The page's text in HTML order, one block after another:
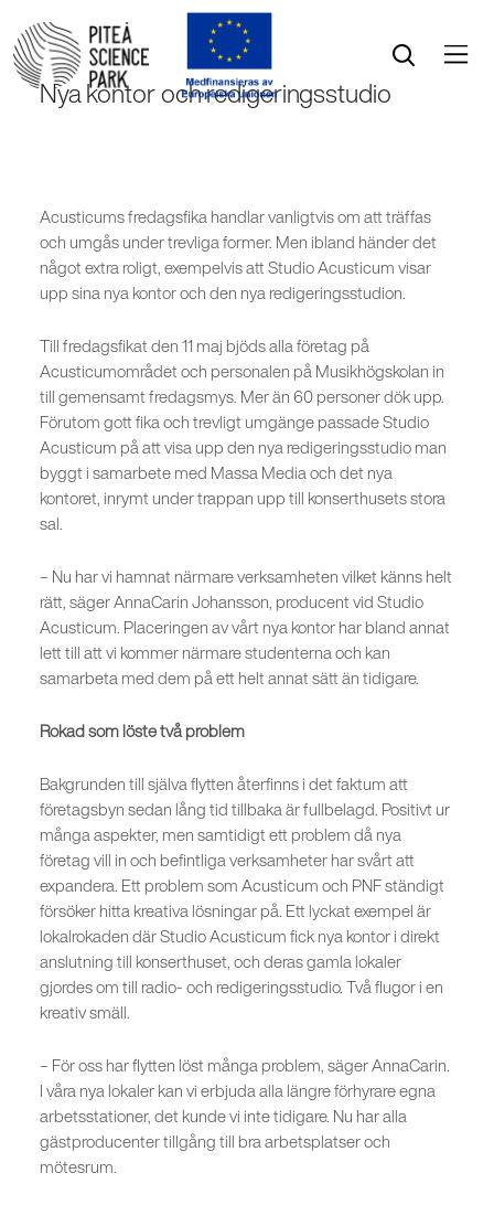
Öppna sök
Öppna menyn
Nya kontor och redigeringsstudio
Acusticums fredagsfika handlar vanligtvis om att träffas
och umgås under trevliga former. Men ibland händer det
något extra roligt, exempelvis att Studio Acusticum visar
upp sina nya kontor och den nya redigeringsstudion.
Till fredagsfikat den 11 maj bjöds alla företag på
Acusticumområdet och personalen på Musikhögskolan in
till gemensamt fredagsmys. Mer än 60 personer dök upp.
Förutom gott fika och trevligt umgänge passade Studio
Acusticum på att visa upp den nya redigeringsstudio man
byggt i samarbete med Massa Media och det nya
kontoret, inrymt under trappan upp till konserthusets stora
sal.
– Nu har vi hamnat närmare verksamheten vilket känns helt
rätt, säger AnnaCarin Johansson, producent vid Studio
Acusticum. Placeringen av vårt nya kontor har bland annat
lett till att vi kommer närmare studenterna och kan
samarbeta med dem på ett helt annat sätt än tidigare.
Rokad som löste två problem
Bakgrunden till själva flytten återfinns i det faktum att
företagsbyn sedan lång tid tillbaka är fullbelagd. Positivt ur
många aspekter, men samtidigt ett problem då nya
företag vill in och befintliga verksamheter har svårt att
expandera. Ett problem som Acusticum och PNF ständigt
försöker hitta kreativa lösningar på. Ett lyckat exempel är
lokalrokaden där Studio Acusticum fick nya kontor i direkt
anslutning till konserthuset, och deras gamla lokaler
gjordes om till radio- och redigeringsstudio. Två flugor i en
kreativ smäll.
– För oss har flytten löst många problem, säger AnnaCarin.
I våra nya lokaler kan vi erbjuda alla längre förhyrare egna
arbetsstationer, det kunde vi inte tidigare. Nu har alla
gästproducenter tillgång till bra arbetsplatser och
mötesrum.